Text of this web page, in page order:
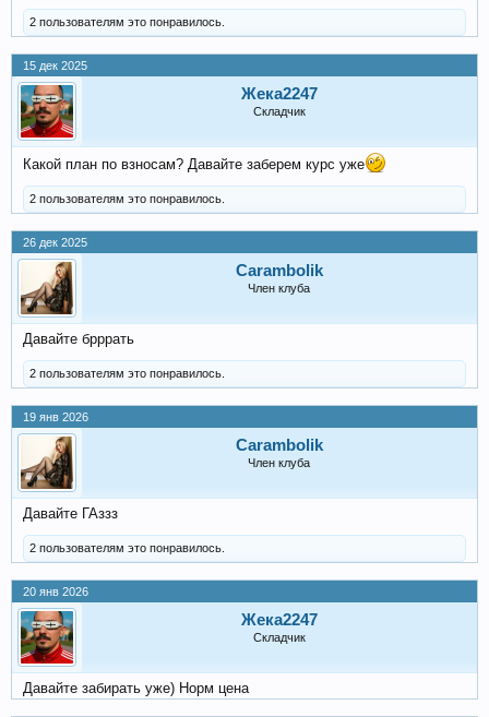
2 пользователям это понравилось.
15 дек 2025
Жека2247
Складчик
Какой план по взносам? Давайте заберем курс уже
2 пользователям это понравилось.
26 дек 2025
Carambolik
Член клуба
Давайте брррать
2 пользователям это понравилось.
19 янв 2026
Carambolik
Член клуба
Давайте ГАззз
2 пользователям это понравилось.
20 янв 2026
Жека2247
Складчик
Давайте забирать уже) Норм цена